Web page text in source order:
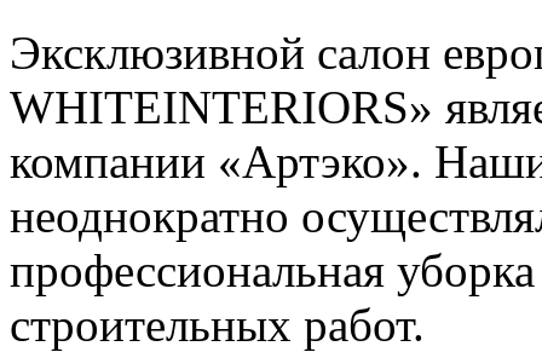
Эксклюзивной салон
WHITEINTERIORS»
компании «Артэко».
неоднократно
профессиональная
строительных работ.